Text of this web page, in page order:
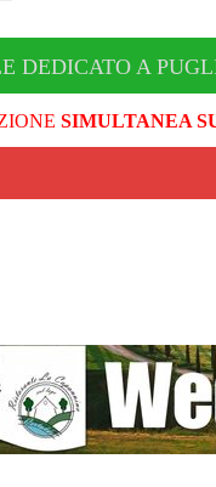
DEDICATO A
SIMULTANEA